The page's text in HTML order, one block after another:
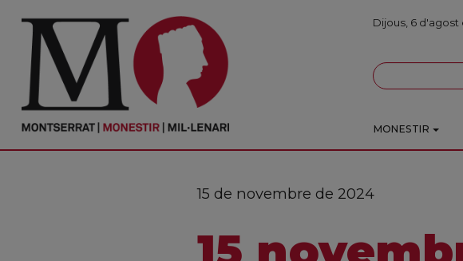
PORTADA
Monestir
Dijous, 6 d'agost
MONESTIR
15 de novembre de 2024